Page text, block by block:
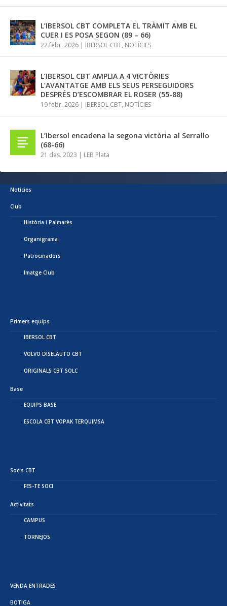
L’IBERSOL CBT COMPLETA EL TRÀMIT AMB EL
CUER I ES POSA SEGON (89 – 66)
22 febr. 2026 | IBERSOL CBT, NOTÍCIES
L’IBERSOL CBT AMPLIA A 4 VICTÒRIES
L’AVANTATGE AMB ELS SEUS PERSEGUIDORS
DESPRÉS D’ESCOMBRAR EL ROSER (55-88)
19 febr. 2026 | IBERSOL CBT, NOTÍCIES
L’Ibersol encadena la segona victòria al Serrallo
(68-66)
21 des. 2023 | LEB Plata
Notícies
Club
Història i Palmarès
Organigrama
Patrocinadors
Imatge Club
Primers equips
IBERSOL CBT
VOLVO DISELAUTO CBT
ORIGINALS CBT SOLC
Base
EQUIPS BASE
ESCOLA CBT VOPAK TERQUIMSA
Socis CBT
FES-TE SOCI
Activitats
CAMPUS
TORNEJOS
VENDA ENTRADES
BOTIGA